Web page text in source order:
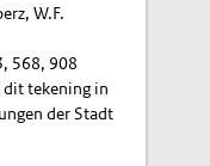
W.F.
568, 908
dit tekening in
der Stadt